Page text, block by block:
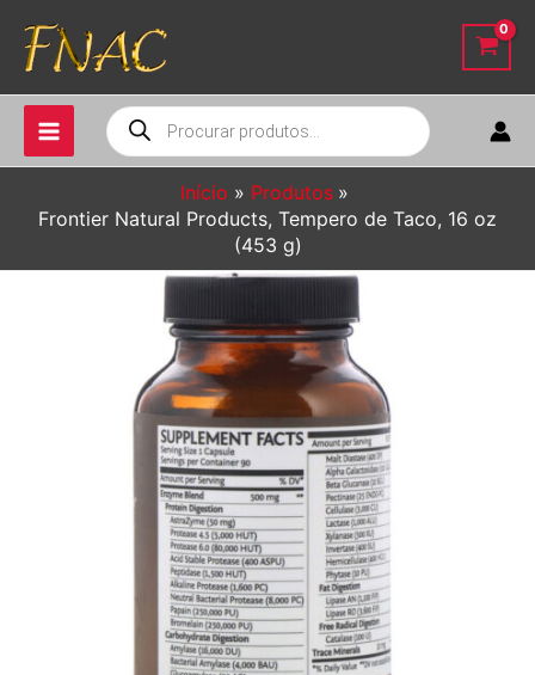
para
conteúdo
Pesquisar
produtos
Início
Produtos
Frontier Natural Products, Tempero de Taco, 16 oz
(453 g)